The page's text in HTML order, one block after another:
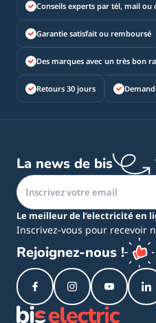
Conseils experts par tél, mail ou
Garantie satisfait ou remboursé
Des marques avec un très bon
Retours 30 jours
La news de bis
Le meilleur de l’electricité en
Inscrivez-vous pour recevoir
Rejoignez-nous !